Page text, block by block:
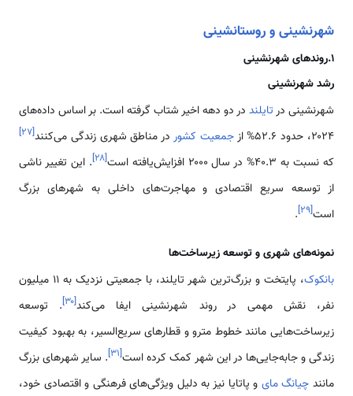
شهرنشینی و روستانشینی
1.روندهای شهرنشینی
رشد شهرنشینی
شهرنشینی درتایلند در دو دهه اخیر شتاب گرفته است. بر اساس داده‌های
۲۰۲۴، حدود ۵۲.۶% از
جمعیت کشور در مناطق شهری زندگی می‌کنند[۲۷]
که نسبت به ۴۰.۳% در سال ۲۰۰۰ افزایش‌یافته است [۲۸]. این تغییر ناشی
از توسعه سریع اقتصادی و مهاجرت‌های داخلی به شهرهای بزرگ
است[۲۹]
.
نمونه‌های شهری و توسعه زیرساخت‌ها
بانکوک
، پایتخت و بزرگ‌ترین شهر تایلند، با جمعیتی نزدیک به ۱۱ میلیون
نفر، نقش مهمی در روند شهرنشینی ایفا می‌کند[۳۰]. توسعه
زیرساخت‌هایی مانند خطوط مترو و قطارهای سریع‌السیر، به بهبود کیفیت
زندگی و جابه‌جایی‌ها در این شهر کمک کرده است[۳۱]. سایر شهرهای بزرگ
مانند چیانگ مای و پاتایا نیز به دلیل ویژگی‌های فرهنگی و اقتصادی خود،